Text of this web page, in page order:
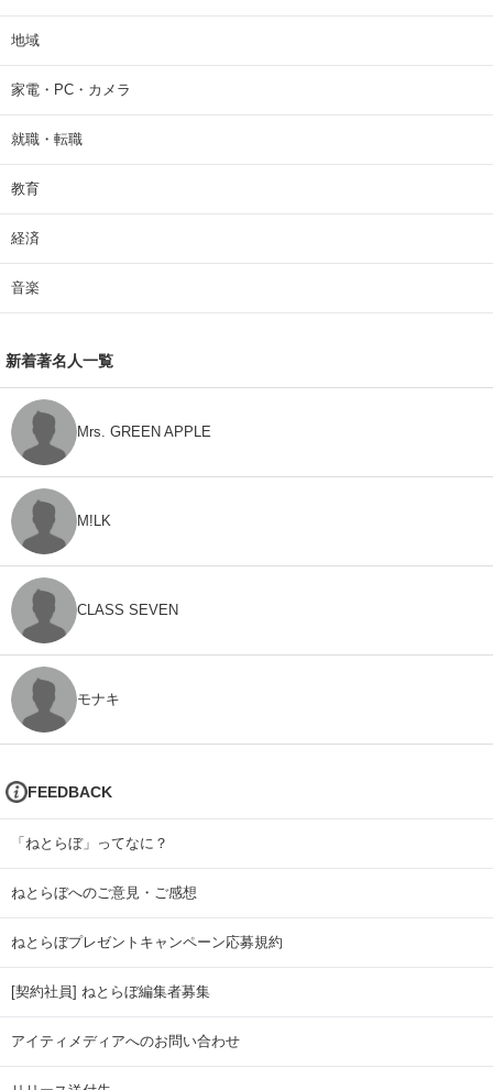
地域
家電・PC・カメラ
就職・転職
教育
経済
音楽
新着著名人一覧
Mrs. GREEN APPLE
M!LK
CLASS SEVEN
モナキ
FEEDBACK
「ねとらぼ」ってなに？
ねとらぼへのご意見・ご感想
ねとらぼプレゼントキャンペーン応募規約
[契約社員] ねとらぼ編集者募集
アイティメディアへのお問い合わせ